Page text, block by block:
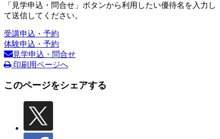
「見学申込・問合せ」ボタンから利用したい優待名を入力し
て送信してください。
受講申込・予約
体験申込・予約
見学申込・問合せ
印刷用ページへ
このページをシェアする